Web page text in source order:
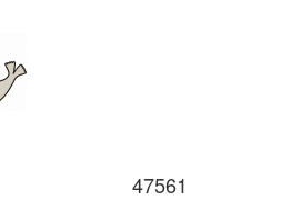
47561